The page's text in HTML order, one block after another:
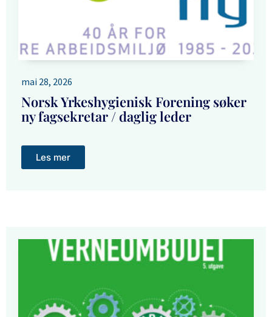
mai 28, 2026
Norsk Yrkeshygienisk Forening søker
ny fagsekretar / daglig leder
Les mer